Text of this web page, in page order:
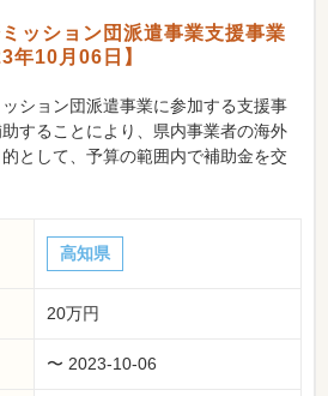
ッション団派遣事業支援事業
年10月06日】
ション団派遣事業に参加する支援事
することにより、県内事業者の海外
として、予算の範囲内で補助金を交
高知県
20万円
〜 2023-10-06